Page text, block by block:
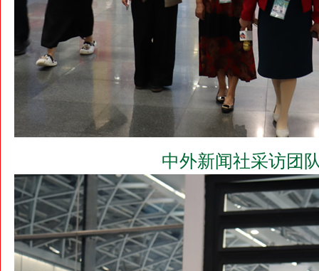
中外新闻社采访团